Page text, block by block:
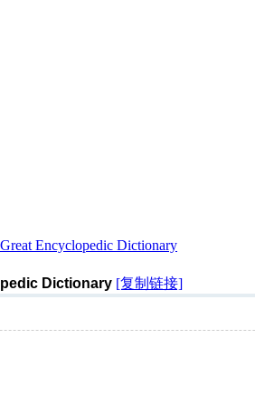
Encyclopedic Dictionary
Dictionary [复制链接]